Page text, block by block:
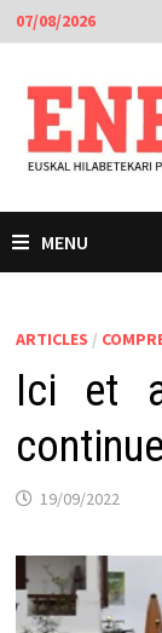
Passer
au
contenu
07/08/2026
MENU
ARTICLES /
Ici et
19/09/2022